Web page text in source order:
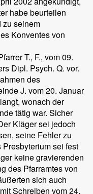
habe beurteilen
zu seinem
Konventes von
T., F., vom 09.
Dipl. Psych. Q. vor.
des
J. vom 20. Januar
wonach der
tätig war. Sicher
Kläger sei jedoch
seine Fehler zu
sei fest
keine gravierenden
des Pfarramtes von
sich auch
Schreiben vom 24.